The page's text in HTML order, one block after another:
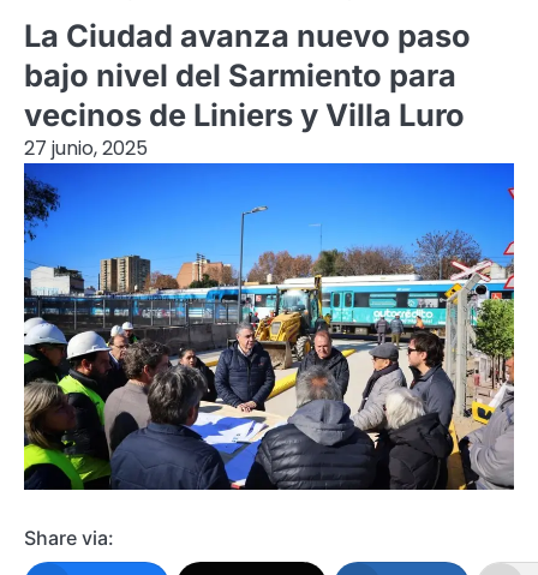
La Ciudad avanza nuevo paso
bajo nivel del Sarmiento para
vecinos de Liniers y Villa Luro
27 junio, 2025
Share via: